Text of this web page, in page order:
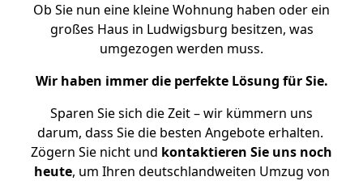
Ob Sie nun eine kleine Wohnung haben oder ein
großes Haus in Ludwigsburg besitzen, was
umgezogen werden muss.
Wir haben immer die perfekte Lösung für Sie.
Sparen Sie sich die Zeit – wir kümmern uns
darum, dass Sie die besten Angebote erhalten.
Zögern Sie nicht und kontaktieren Sie uns noch
heute, um Ihren deutschlandweiten Umzug von